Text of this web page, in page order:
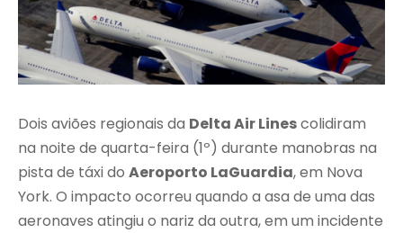
Dois aviões regionais da Delta Air Linescolidiram
na noite de quarta-feira (1º) durante manobras na
pista de táxi do Aeroporto LaGuardia, em Nova
York. O impacto ocorreu quando a asa de uma das
aeronaves atingiu o nariz da outra, em um incidente